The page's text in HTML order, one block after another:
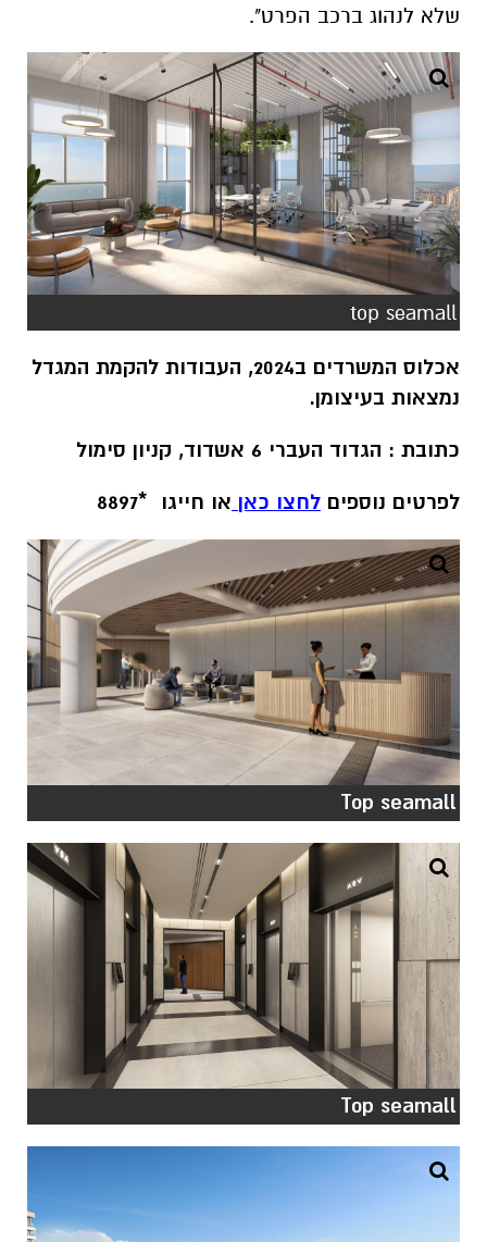
שלא לנהוג ברכב הפרט".
top seamall
אכלוס המשרדים ב2024, העבודות להקמת המגדל
נמצאות בעיצומן.
כתובת : הגדוד העברי 6 אשדוד, קניון סימול
לפרטים נוספים לחצו כאן או חייגו *8897
Top seamall
Top seamall